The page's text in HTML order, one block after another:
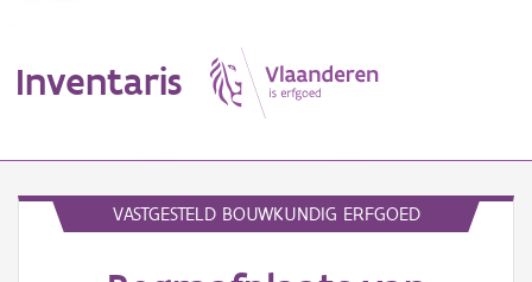
Inventaris
VASTGESTELD BOUWKUNDIG ERFGOED